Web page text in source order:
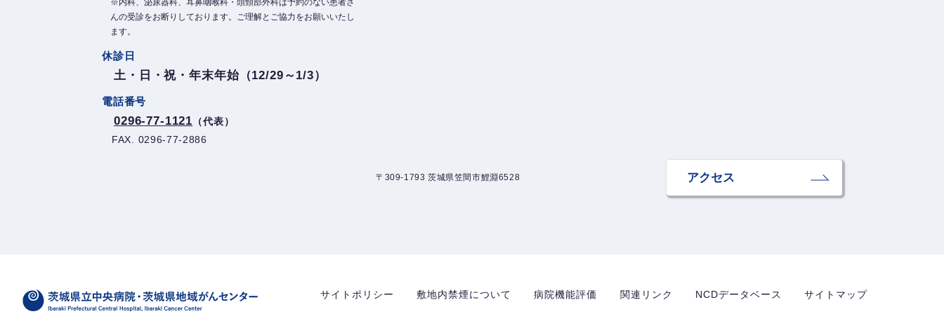
※内科、泌尿器科、耳鼻咽喉科・頭頸部外科は予約のない患者さ
んの受診をお断りしております。ご理解とご協力をお願いいたし
ます。
休診日
土・日・祝・年末年始（12/29～1/3）
電話番号
0296-77-1121 （代表）
FAX. 0296-77-2886
〒309-1793 茨城県笠間市鯉淵6528 アクセス
サイトポリシー 敷地内禁煙について 病院機能評価 関連リンク NCDデータベース サイトマップ